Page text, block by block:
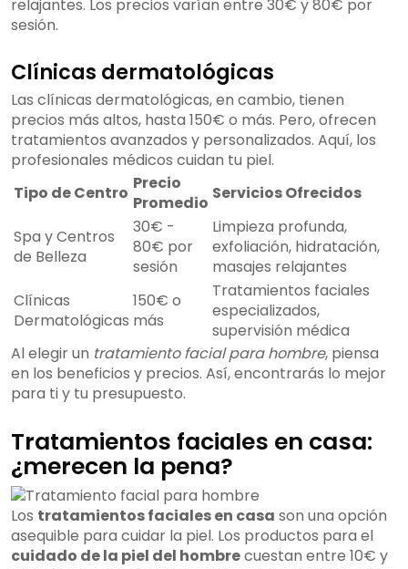
relajantes. Los precios varían entre 30€ y 80€ por
sesión.
Clínicas dermatológicas
Las clínicas dermatológicas, en cambio, tienen
precios más altos, hasta 150€ o más. Pero, ofrecen
tratamientos avanzados y personalizados. Aquí, los
profesionales médicos cuidan tu piel.
Tipo de Centro Precio
Promedio Servicios Ofrecidos
Spa y Centros
de Belleza
30€ -
80€ por
sesión
Limpieza profunda,
exfoliación, hidratación,
masajes relajantes
Clínicas
Dermatológicas
150€ o
más
Tratamientos faciales
especializados,
supervisión médica
Al elegir un tratamiento facial para hombre, piensa
en los beneficios y precios. Así, encontrarás lo mejor
para ti y tu presupuesto.
Tratamientos faciales en casa:
¿merecen la pena?
Los tratamientos faciales en casa son una opción
asequible para cuidar la piel. Los productos para el
cuidado de la piel del hombrecuestan entre 10€ y